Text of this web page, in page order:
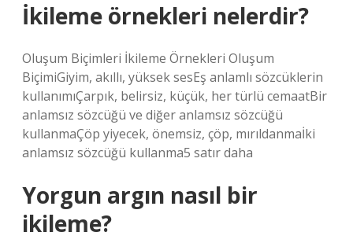
İkileme örnekleri nelerdir?
Oluşum Biçimleri İkileme Örnekleri Oluşum
BiçimiGiyim, akıllı, yüksek sesEş anlamlı sözcüklerin
kullanımıÇarpık, belirsiz, küçük, her türlü cemaatBir
anlamsız sözcüğü ve diğer anlamsız sözcüğü
kullanmaÇöp yiyecek, önemsiz, çöp, mırıldanmaİki
anlamsız sözcüğü kullanma5 satır daha
Yorgun argın nasıl bir
ikileme?